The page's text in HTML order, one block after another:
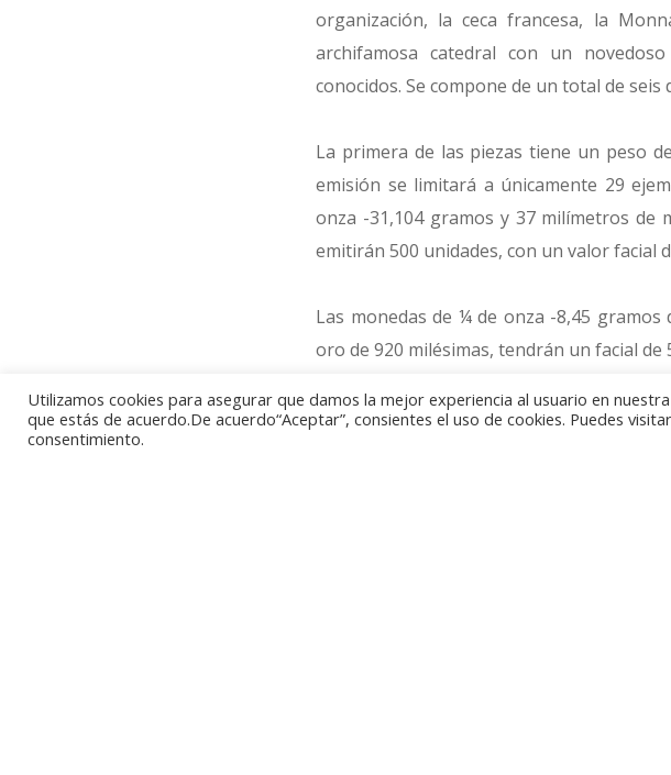
organización, la ceca francesa, la
archifamosa catedral con un
conocidos. Se compone de un total de
La primera de las piezas tiene un peso
emisión se limitará a únicamente 29
onza -31,104 gramos y 37 milímetros de
emitirán 500 unidades, con un valor facial
Las monedas de ¼ de onza -8,45
oro de 920 milésimas, tendrán un facial
Por último, la menor de las piezas
Utilizamos cookies para asegurar que damos la mejor experiencia al usuario en
que estás de acuerdo.De acuerdo“Aceptar”, consientes el uso de cookies. Puedes
consentimiento.